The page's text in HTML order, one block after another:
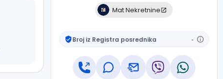
Mat Nekretnine
Broj iz Registra posrednika -